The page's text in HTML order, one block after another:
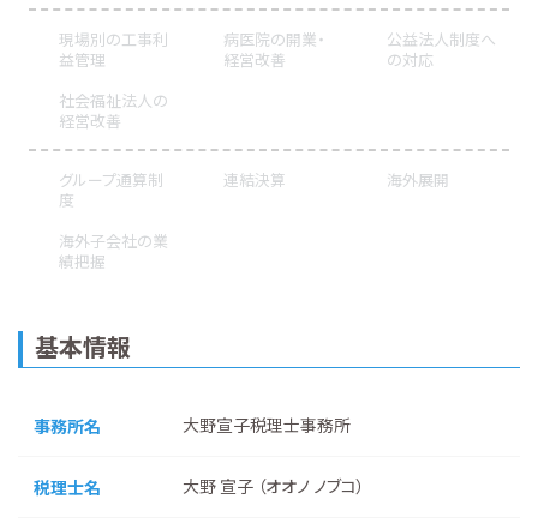
現場別の工事利
益管理
病医院の開業・
経営改善
公益法人制度へ
の対応
社会福祉法人の
経営改善
グループ通算制
度
連結決算 海外展開
海外子会社の業
績把握
基本情報
事務所名 大野宣子税理士事務所
税理士名 大野 宣子 （オオノ ノブコ）